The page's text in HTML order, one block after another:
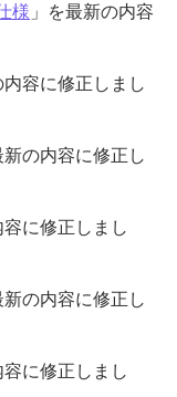
様 」を最新の内容
内容に修正しまし
新の内容に修正し
容に修正しまし
新の内容に修正し
容に修正しまし